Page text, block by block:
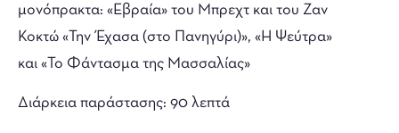
μονόπρακτα: «Εβραία» του Μπρεχτ και του Ζαν
Κοκτώ «Την Έχασα (στο Πανηγύρι)», «Η Ψεύτρα»
και «Το Φάντασμα της Μασσαλίας»
Διάρκεια παράστασης: 90 λεπτά